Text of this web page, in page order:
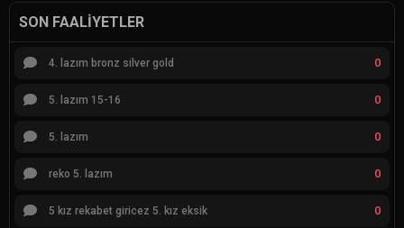
SON FAALIYETLER
4. lazım bronz silver gold 0
5. lazım 15-16 0
5. lazım 0
reko 5. lazım 0
5 kız rekabet giricez 5. kız eksik 0